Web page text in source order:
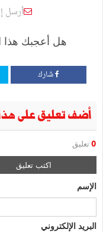
أرسل
هل أعجبك هذا
شارك
أضف تعليق على
0 تعليق
اكتب تعليق
الإسم
البريد الإلكتروني